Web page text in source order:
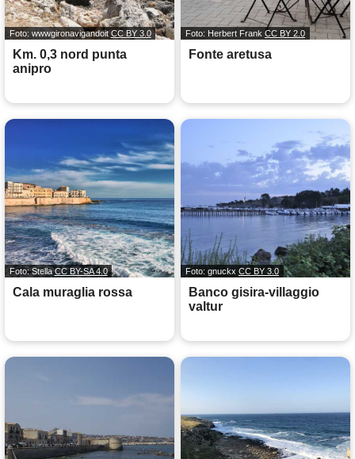
Foto: wwwgironavigandoitCC BY 3.0
Km. 0,3 nord punta
anipro
Foto: Herbert Frank CC BY 2.0
Fonte aretusa
Foto: StellaCC BY-SA 4.0
Cala muraglia rossa
Foto: gnuckx CC BY 3.0
Banco gisira-villaggio
valtur